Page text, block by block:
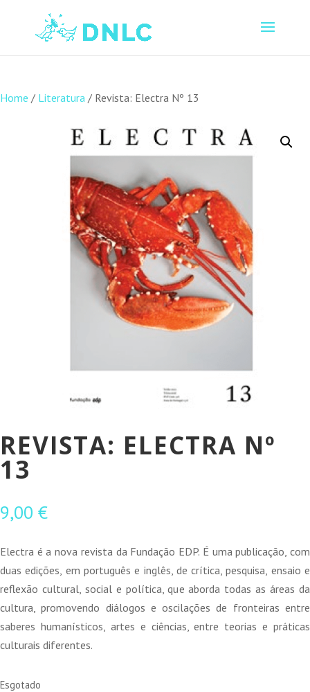
Home / Literatura / Revista: Electra Nº 13
REVISTA: ELECTRA Nº
13
9,00 €
Electra é a nova revista da Fundação EDP. É uma publicação, com
duas edições, em português e inglês, de crítica, pesquisa, ensaio e
reflexão cultural, social e política, que aborda todas as áreas da
cultura, promovendo diálogos e oscilações de fronteiras entre
saberes humanísticos, artes e ciências, entre teorias e práticas
culturais diferentes.
Esgotado